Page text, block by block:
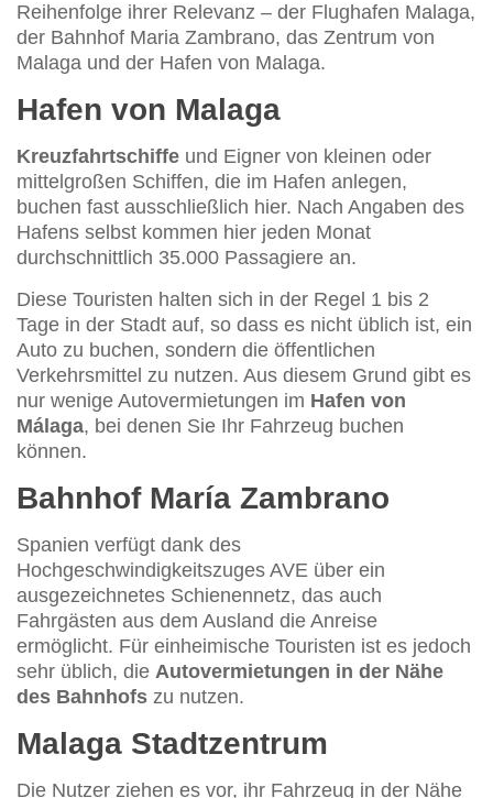
Reihenfolge ihrer Relevanz – der Flughafen Malaga,
der Bahnhof Maria Zambrano, das Zentrum von
Malaga und der Hafen von Malaga.
Hafen von Malaga
Kreuzfahrtschiffe und Eigner von kleinen oder
mittelgroßen Schiffen, die im Hafen anlegen,
buchen fast ausschließlich hier. Nach Angaben des
Hafens selbst kommen hier jeden Monat
durchschnittlich 35.000 Passagiere an.
Diese Touristen halten sich in der Regel 1 bis 2
Tage in der Stadt auf, so dass es nicht üblich ist, ein
Auto zu buchen, sondern die öffentlichen
Verkehrsmittel zu nutzen. Aus diesem Grund gibt es
nur wenige Autovermietungen im Hafen von
Málaga, bei denen Sie Ihr Fahrzeug buchen
können.
Bahnhof María Zambrano
Spanien verfügt dank des
Hochgeschwindigkeitszuges AVE über ein
ausgezeichnetes Schienennetz, das auch
Fahrgästen aus dem Ausland die Anreise
ermöglicht. Für einheimische Touristen ist es jedoch
sehr üblich, die Autovermietungen in der Nähe
des Bahnhofs zu nutzen.
Malaga Stadtzentrum
Die Nutzer ziehen es vor, ihr Fahrzeug in der Nähe